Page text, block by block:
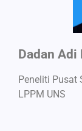
Dadan Adi
Peneliti Pusat
LPPM UNS